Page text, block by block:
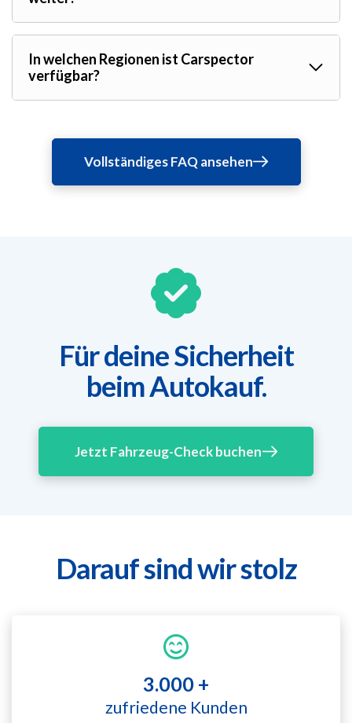
In welchen Regionen ist Carspector
verfügbar?
Vollständiges FAQ ansehen
Für deine Sicherheit
beim Autokauf.
Jetzt Fahrzeug-Check buchen
Darauf sind wir stolz
3.000 +
zufriedene Kunden